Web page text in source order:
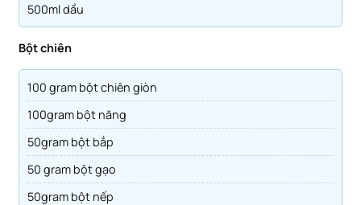
500ml dầu
Bột chiên
100 gram bột chiên giòn
100gram bột năng
50gram bột bắp
50 gram bột gạo
50gram bột nếp